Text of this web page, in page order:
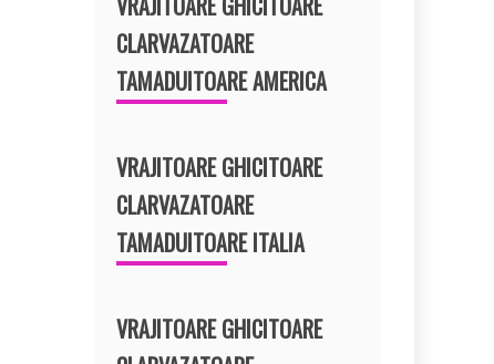
CLARVAZATOARE
TAMADUITOARE AMERICA
VRAJITOARE GHICITOARE
CLARVAZATOARE
TAMADUITOARE ITALIA
VRAJITOARE GHICITOARE